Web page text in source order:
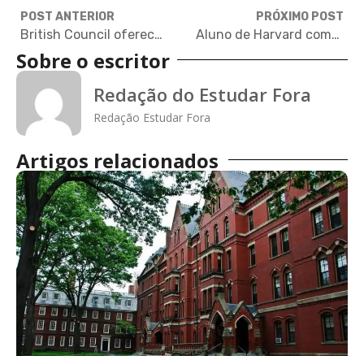
POST ANTERIOR
British Council oferece bolsas de estudo parciais para curso de teatro na Escócia
PRÓXIMO POST
Aluno de Harvard compartilha redações que o ajudaram a chegar lá
Sobre o escritor
Redação do Estudar Fora
Redação Estudar Fora
Artigos relacionados